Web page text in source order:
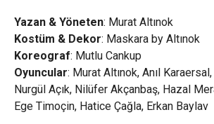
Yazan & Yöneten: Murat Altınok
Kostüm & Dekor: Maskara by Altınok
Koreograf: Mutlu Cankup
Oyuncular: Murat Altınok, Anıl
Nurgül Açık, Nilüfer Akçanbaş, Hazal
Ege Timoçin, Hatice Çağla, Erkan Baylav